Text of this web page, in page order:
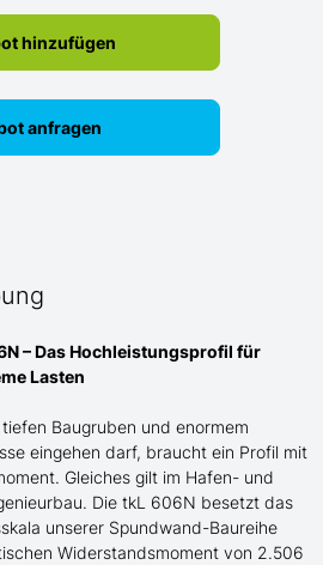
hinzufügen
anfragen
– Das Hochleistungsprofil für
Lasten
Baugruben und enormem
eingehen darf, braucht ein Profil mit
Gleiches gilt im Hafen- und
Die tkL 606N besetzt das
unserer Spundwand-Baureihe
Widerstandsmoment von 2.506